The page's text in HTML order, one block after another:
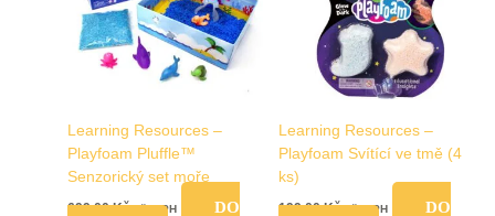
Learning Resources –
Playfoam Pluffle™
Senzorický set moře
699,00Kč vč. DPH
DO
Learning Resources –
Playfoam Svítící ve tmě (4
ks)
199,00Kč vč. DPH
DO